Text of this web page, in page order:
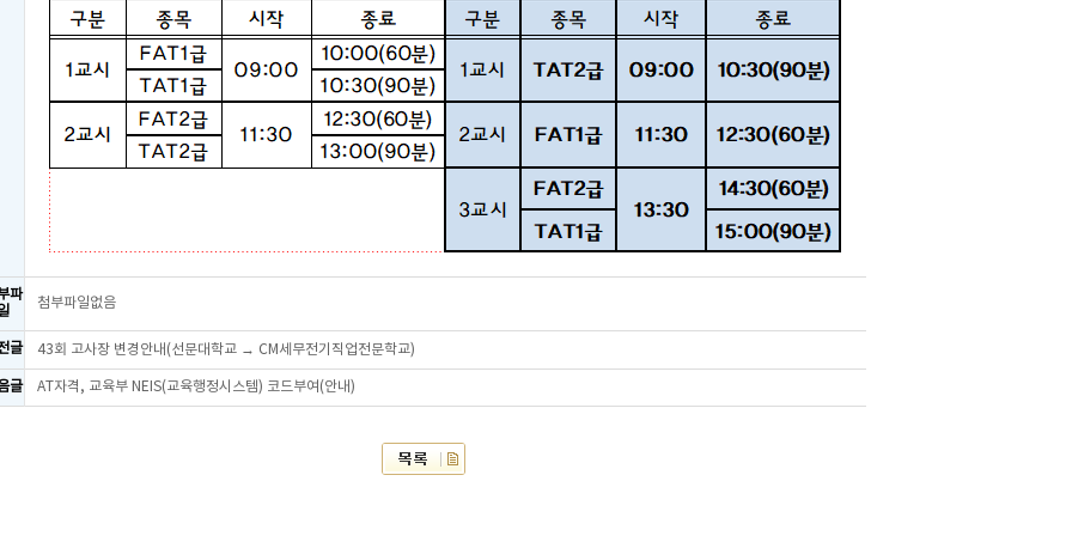
파
첨부파일없음
글 43회 고사장 변경안내(선문대학교 → CM세무전기직업전문학교)
글 AT자격, 교육부 NEIS(교육행정시스템) 코드부여(안내)